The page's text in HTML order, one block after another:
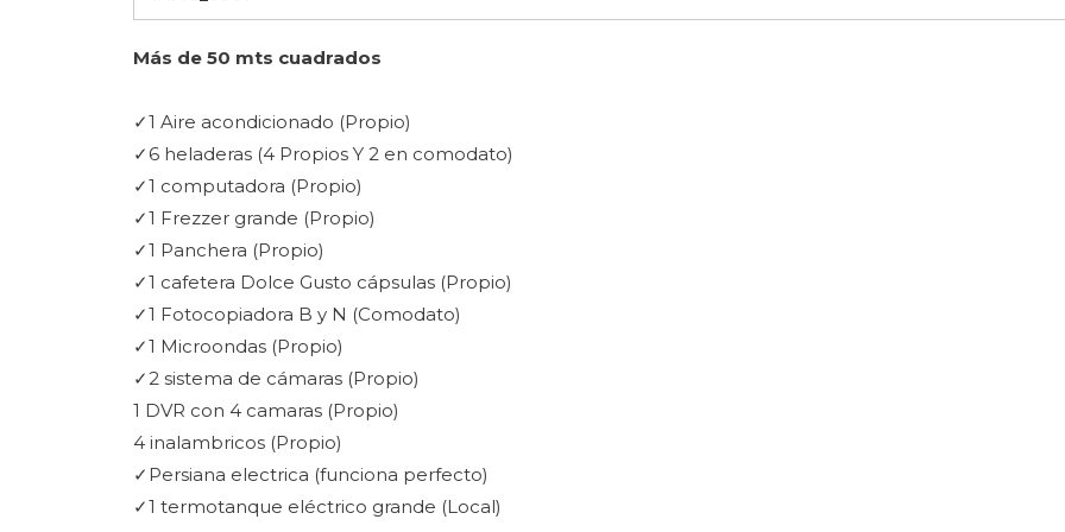
Más de 50 mts cuadrados
✓1 Aire acondicionado (Propio)
✓6 heladeras (4 Propios Y 2 en comodato)
✓1 computadora (Propio)
✓1 Frezzer grande (Propio)
✓1 Panchera (Propio)
✓1 cafetera Dolce Gusto cápsulas (Propio)
✓1 Fotocopiadora B y N (Comodato)
✓1 Microondas (Propio)
✓2 sistema de cámaras (Propio)
1 DVR con 4 camaras (Propio)
4 inalambricos (Propio)
✓Persiana electrica (funciona perfecto)
✓1 termotanque eléctrico grande (Local)